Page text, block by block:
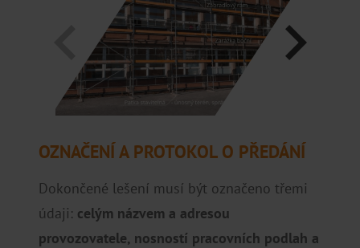
OZNAČENÍ A PROTOKOL O PŘEDÁNÍ
Dokončené lešení musí být označeno třemi
údaji: celým názvem a adresou
provozovatele, nosností pracovních podlah a